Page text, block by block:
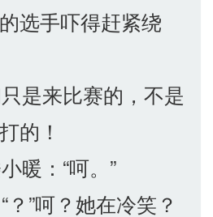
选手吓得赶紧绕
是来比赛的，不是
的！
暖：“呵。”
”呵？她在冷笑？